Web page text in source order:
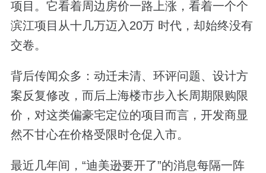
项目。它看着周边房价一路上涨，看着一个个
滨江项目从十几万迈入20万 时代，却始终没有
交卷。
背后传闻众多：动迁未清、环评问题、设计方
案反复修改，而后上海楼市步入长周期限购限
价，对这类偏豪宅定位的项目而言，开发商显
然不甘心在价格受限时仓促入市。
最近几年间，“迪美逊要开了”的消息每隔一阵